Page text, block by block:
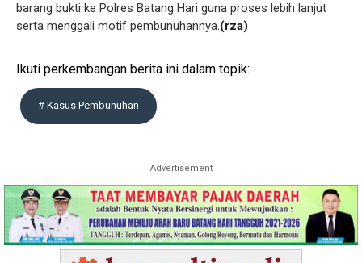
barang bukti ke Polres Batang Hari guna proses lebih lanjut
serta menggali motif pembunuhannya.(rza)
Ikuti perkembangan berita ini dalam topik:
# Kasus Pembunuhan
Advertisement